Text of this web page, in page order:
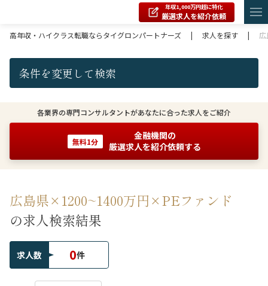
年収1,000万円超に特化
厳選求人を紹介依頼
高年収・ハイクラス転職ならタイグロンパートナーズ
| 求人を探す |
条件を変更して検索
各業界の専門コンサルタントがあなたに合った求人をご紹介
無料1分
金融機関の
厳選求人を紹介依頼する
広島県×1200~1400万円×PEファンド
の求人検索結果
求人数 0件